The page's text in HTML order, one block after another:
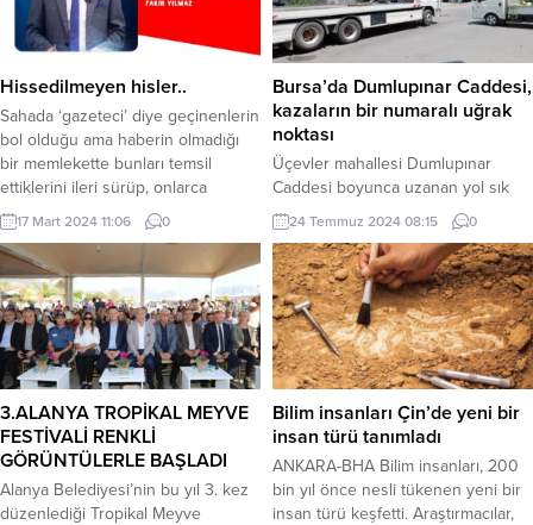
Hissedilmeyen hisler..
Sahada ‘gazeteci’ diye geçinenlerin
bol olduğu ama haberin olmadığı
bir memlekette bunları temsil
ettiklerini ileri sürüp, onlarca
dernek bir o kadar da cemiyetler
kurulur. ‘Benim bir gözümü,
komşumun da iki gözünü birden
kör et’. zihniyeti ile aynı sektöre
hitap eden, yan yana 20 bakkalın,
karşı karşıya 10 marketin, ‘O
yapıyorsa,...
17 Mart 2024 11:06 0
Bursa’da Dumlupınar Caddesi,
kazaların bir numaralı uğrak
noktası
Üçevler mahallesi Dumlupınar
Caddesi boyunca uzanan yol sık
sık kazalara sebep oluyor. Ağır
vasıtalar ve otobüslerin de sıklıkla
kullandığı yolda trafik ışıklarının da
olmaması vatandaşın tepkisini
çekiyor. BURSA (İGFA) – Bursa’nın
Nilüfer ilçesine bağlı Üçevler
Mahallesi, Dumlupınar Caddesi
boyunca uzanan yolda sık sık
kazaların meydana gelmesi
vatandaşların tepkisini çekiyor.
Buranın,...
24 Temmuz 2024 08:15 0
3.ALANYA TROPİKAL MEYVE
FESTİVALİ RENKLİ
GÖRÜNTÜLERLE BAŞLADI
Alanya Belediyesi’nin bu yıl 3. kez
düzenlediği Tropikal Meyve
Bilim insanları Çin’de yeni bir
insan türü tanımladı
ANKARA-BHA Bilim insanları, 200
bin yıl önce nesli tükenen yeni bir
insan türü keşfetti. Araştırmacılar,